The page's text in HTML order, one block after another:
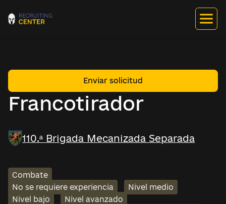
Francotirador
Enviar solicitud
110.ª Brigada Mecanizada Separada
Combate
No se requiere experiencia
Nivel medio
Nivel bajo
Nivel avanzado